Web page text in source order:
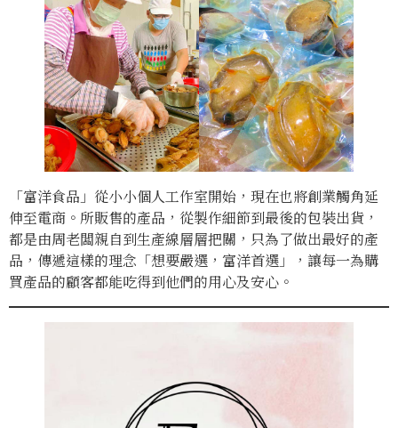
「富洋食品」從小小個人工作室開始，現在也將創業觸角延
伸至電商。所販售的產品，從製作細節到最後的包裝出貨，
都是由周老闆親自到生產線層層把關，只為了做出最好的產
品，傳遞這樣的理念「想要嚴選，富洋首選」，讓每一為購
買產品的顧客都能吃得到他們的用心及安心。